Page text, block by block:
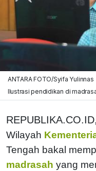
ANTARA FOTO/Syifa Yulinnas
Ilustrasi pendidikan di
Wilayah
Tengah bakal
madrasah yang